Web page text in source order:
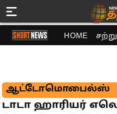
HOME
ஆட்டோமொபைல்ஸ்
டாடா ஹாரியர்